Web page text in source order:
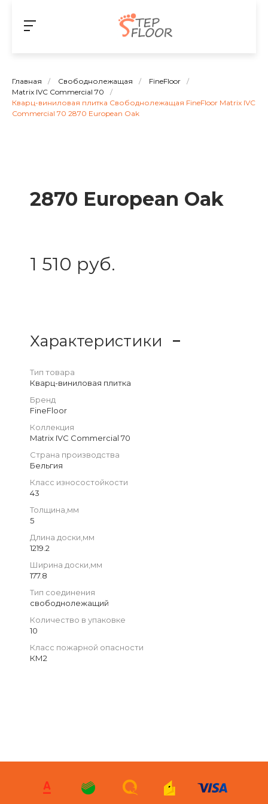
Главная / Свободнолежащая / FineFloor
/
Matrix IVC Commercial 70
/
Кварц-виниловая плитка Свободнолежащая FineFloor Matrix IVC
Commercial 70 2870 European Oak
2870 European Oak
1 510 руб.
Характеристики
Тип товара
Кварц-виниловая плитка
Бренд
FineFloor
Коллекция
Matrix IVC Commercial 70
Страна производства
Бельгия
Класс износостойкости
43
Толщина,мм
5
Длина доски,мм
1219.2
Ширина доски,мм
177.8
Тип соединения
свободнолежащий
Количество в упаковке
10
Класс пожарной опасности
КМ2